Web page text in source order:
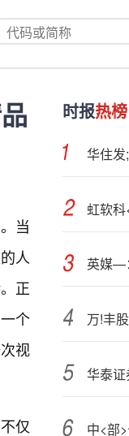
当
人
正
个
视
仅
时报热榜